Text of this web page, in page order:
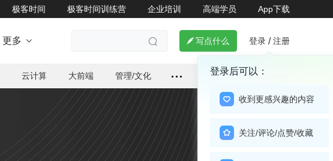
极客时间 极客时间训练营 企业培训 高端学员 App下载
更多    写点什么 登录 / 注册
登录后可以：
收到更感兴趣的内容
关注/评论/点赞/收藏
云计算 大前端 管理/文化